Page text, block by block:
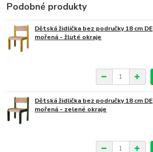
Podobné produkty
Dětská židlička bez područky 18 cm DE
mořená - žluté okraje
Dětská židlička bez područky 18 cm DE
mořená - zelené okraje